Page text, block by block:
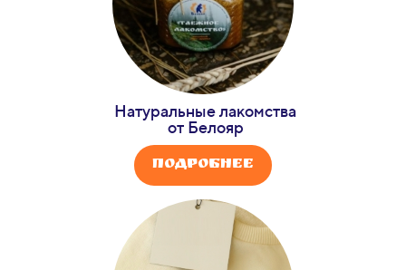
Натуральные лакомства
от Белояр
Подробнее